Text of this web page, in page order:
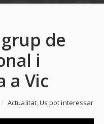
de
i
a Vic
/ Actualitat,Us pot interessar